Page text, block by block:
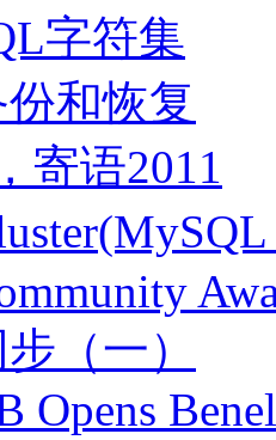
字符集
和恢复
寄语2011
（一）
Opens